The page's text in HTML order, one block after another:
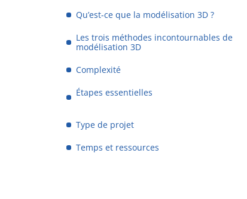
Qu’est-ce que la modélisation 3D ?
Les trois méthodes incontournables de
modélisation 3D
Complexité
Étapes essentielles
Type de projet
Temps et ressources